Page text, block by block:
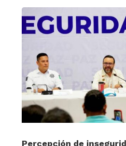
Percepción de